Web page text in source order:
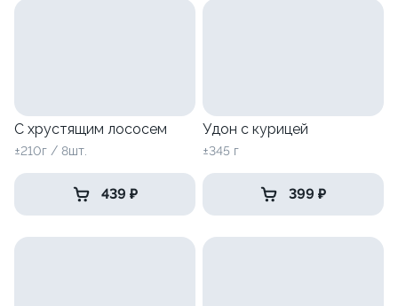
С хрустящим лососем
±210г / 8шт.
439 ₽
Удон с курицей
±345 г
399 ₽